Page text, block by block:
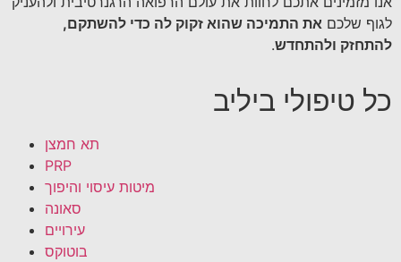
לגוף שלכם את התמיכה שהוא זקוק לה כדי להשתקם,
להתחזק ולהתחדש.
כל טיפולי ביליב
תא חמצן
PRP
מיטות עיסוי והיפוך
סאונה
עירויים
בוטוקס